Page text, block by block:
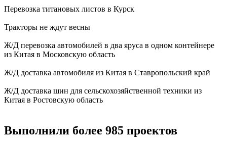
Перевозка титановых листов в Курск
Тракторы не ждут весны
Ж/Д перевозка автомобилей в два яруса в одном контейнере
из Китая в Московскую область
Ж/Д доставка автомобиля из Китая в Ставропольский край
Ж/Д доставка шин для сельскохозяйственной техники из
Китая в Ростовскую область
Выполнили более 985 проектов